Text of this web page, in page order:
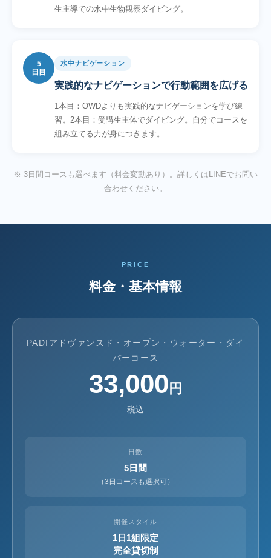
生主導での水中生物観察ダイビング。
5
日目
水中ナビゲーション
実践的なナビゲーションで行動範囲を広げる
1本目：OWDよりも実践的なナビゲーションを学び練
習。2本目：受講生主体でダイビング。自分でコースを
組み立てる力が身につきます。
※ 3日間コースも選べます（料金変動あり）。詳しくはLINEでお問い
合わせください。
PRICE
料金・基本情報
PADIアドヴァンスド・オープン・ウォーター・ダイ
バーコース
33,000 円
税込
日数
5日間
（3日コースも選択可）
開催スタイル
1日1組限定
完全貸切制